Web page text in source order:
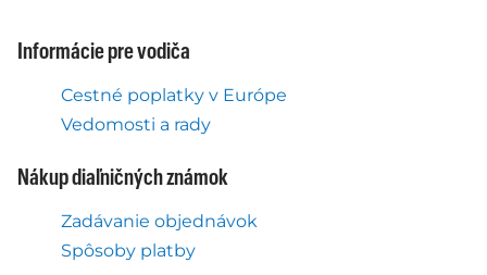
Informácie pre vodiča
Cestné poplatky v Európe
Vedomosti a rady
Nákup diaľničných známok
Zadávanie objednávok
Spôsoby platby